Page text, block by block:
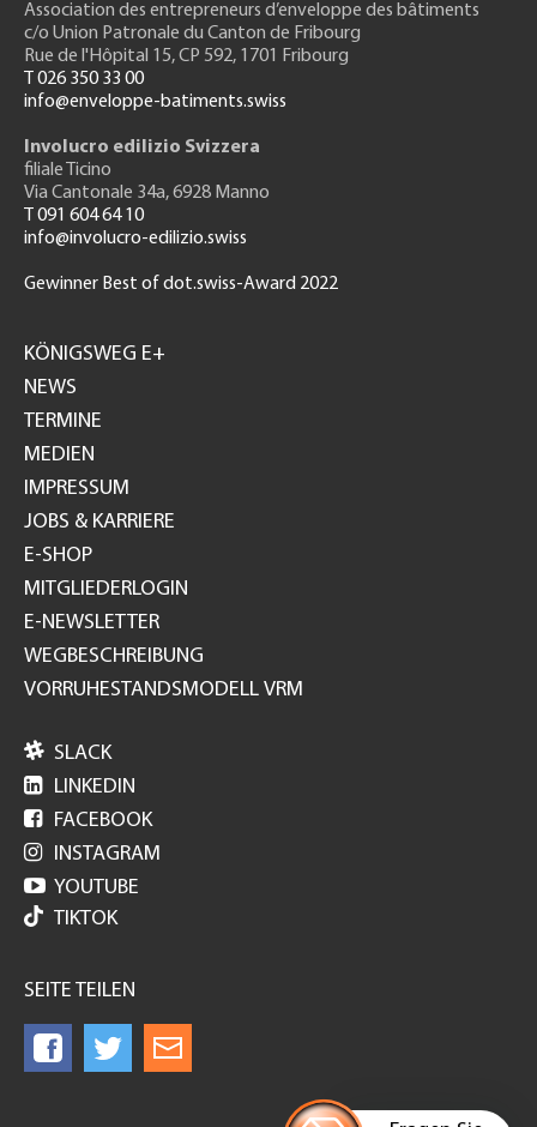
Association des entrepreneurs d’enveloppe des bâtiments
c/o Union Patronale du Canton de Fribourg
Rue de l'Hôpital 15, CP 592, 1701 Fribourg
T 026 350 33 00
info@enveloppe-batiments.swiss
Involucro edilizio Svizzera
filiale Ticino
Via Cantonale 34a, 6928 Manno
T 091 604 64 10
info@involucro-edilizio.swiss
Gewinner Best of dot.swiss-Award 2022
GH
KÖNIGSWEG E+
NEWS
TERMINE
MEDIEN
IMPRESSUM
JOBS & KARRIERE
E-SHOP
MITGLIEDERLOGIN
E-NEWSLETTER
WEGBESCHREIBUNG
VORRUHESTANDSMODELL VRM
 SLACK
 LINKEDIN
 FACEBOOK
 INSTAGRAM
 YOUTUBE
TIKTOK
SEITE TEILEN